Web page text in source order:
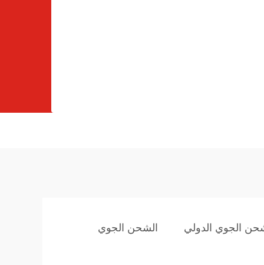
الجوي الدولي الشحن الجوي